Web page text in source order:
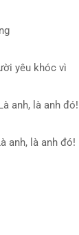
yêu khóc vì
anh, là anh đó!
anh, là anh đó!